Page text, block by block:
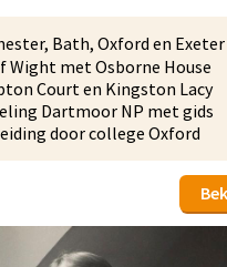
Bath, Oxford en Exeter
Wight met Osborne House
Court en Kingston Lacy
Dartmoor NP met gids
door college Oxford